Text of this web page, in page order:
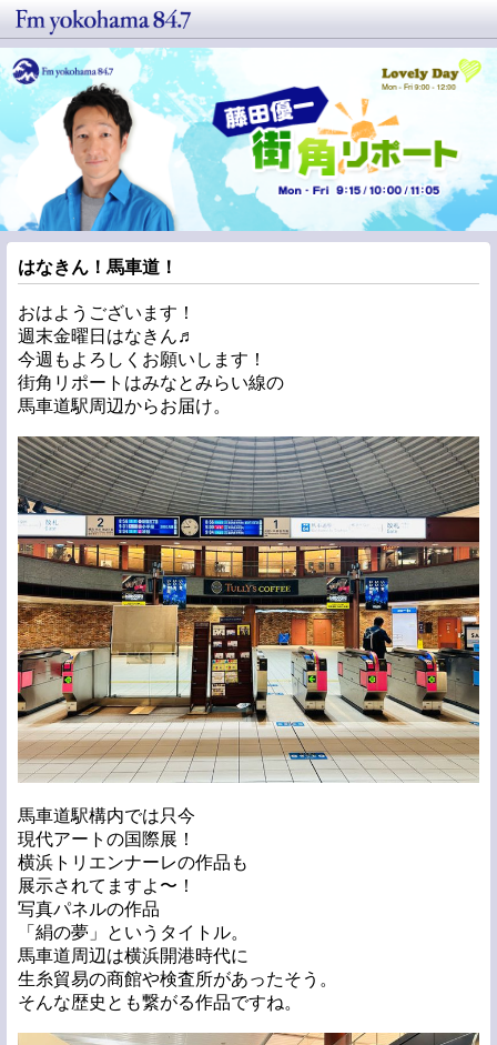
はなきん！馬車道！
おはようございます！
週末金曜日はなきん♬
今週もよろしくお願いします！
街角リポートはみなとみらい線の
馬車道駅周辺からお届け。
馬車道駅構内では只今
現代アートの国際展！
横浜トリエンナーレの作品も
展示されてますよ〜！
写真パネルの作品
「絹の夢」というタイトル。
馬車道周辺は横浜開港時代に
生糸貿易の商館や検査所があったそう。
そんな歴史とも繋がる作品ですね。